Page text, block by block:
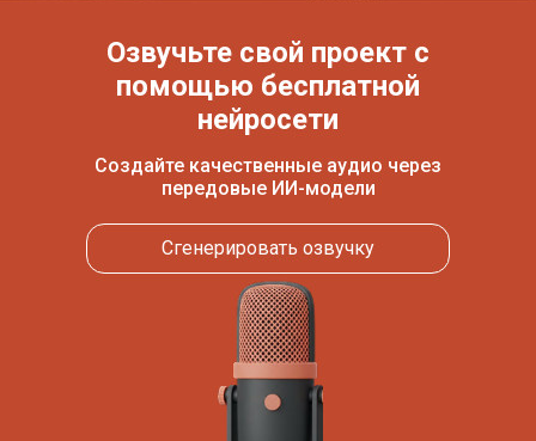
Озвучьте свой проект с
помощью бесплатной
нейросети
Создайте качественные аудио через
передовые ИИ-модели
Сгенерировать озвучку